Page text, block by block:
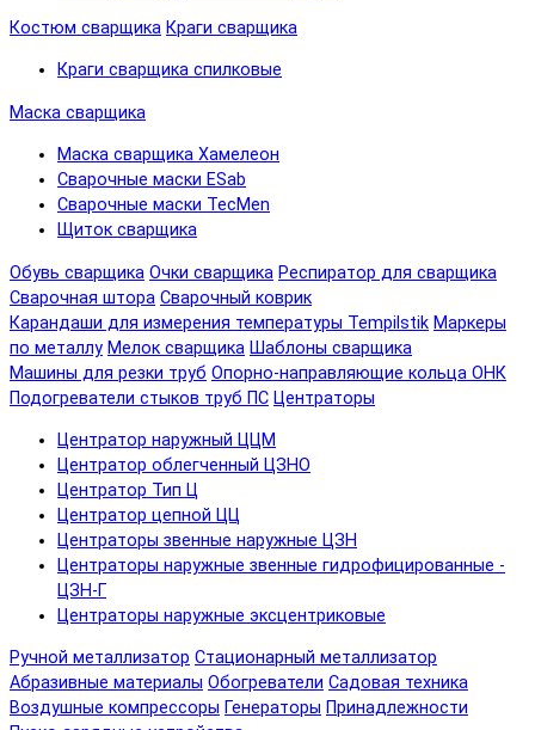
Костюм сварщика Краги сварщика
Краги сварщика спилковые
Маска сварщика
Маска сварщика Хамелеон
Сварочные маски ESab
Сварочные маски TecMen
Щиток сварщика
Обувь сварщика Очки сварщика Респиратор для сварщика
Сварочная штора Сварочный коврик
Карандаши для измерения температуры Tempilstik Маркеры
по металлу Мелок сварщика Шаблоны сварщика
Машины для резки труб Опорно-направляющие кольца ОНК
Подогреватели стыков труб ПС Центраторы
Центратор наружный ЦЦМ
Центратор облегченный ЦЗНО
Центратор Тип Ц
Центратор цепной ЦЦ
Центраторы звенные наружные ЦЗН
Центраторы наружные звенные гидрофицированные -
ЦЗН-Г
Центраторы наружные эксцентриковые
Ручной металлизатор Стационарный металлизатор
Абразивные материалы Обогреватели Садовая техника
Воздушные компрессоры Генераторы Принадлежности